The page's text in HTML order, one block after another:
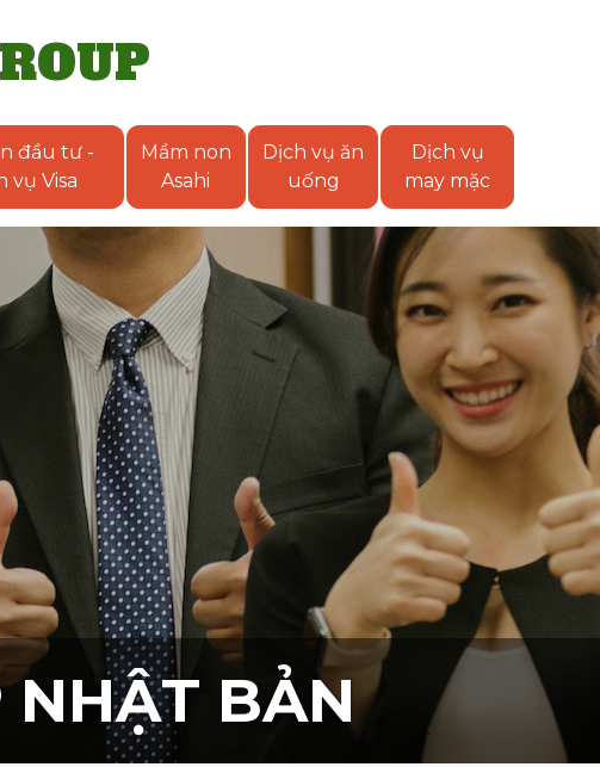
đầu tư -
vụ Visa
Mầm non
Asahi
Dịch vụ ăn
uống
Dịch vụ
may mặc
NHẬT BẢN